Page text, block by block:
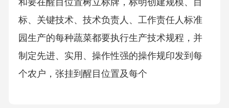
和要在醒目位置树立标牌，标明创建规模、目
标、关键技术、技术负责人、工作责任人标准
园生产的每种蔬菜都要执行生产技术规程，并
制定先进、实用、操作性强的操作规印发到每
个农户，张挂到醒目位置及每个